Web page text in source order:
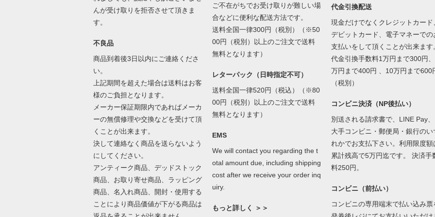
んが受け取りを拒否させて頂きま
す。
不良品
商品到着後3日以内にご連絡くださ
い。
上記期間を超えた場合は送料はお客
様のご負担となります。
メーカー保証期限内であればメーカ
ーの無償修理や交換などを受けて頂
くことが出来ます。
決して連絡なく商品を送らないよう
にしてください。
アンティーク商品、デッドストック
商品、お取り寄せ商品、ラッピング
商品、名入れ商品、開封・使用する
ことにより商品価値が下がる商品は
ご不在がちでお受け取りが難しい場
合などに便利な配送方法です。
送料全国一律300円（税別）（※50
00円（税別）以上のご注文で送料
無料となります）
レターパック（日時指定不可）
送料全国一律520円（税込）（※80
00円（税別）以上のご注文で送料
無料となります）
EMS
We will contact you regarding the t
otal amount due, including shipping
cost after we receive your order inq
uiry.
もっと詳しく ＞＞
代金引換配送
現金だけでなくクレジットカード
デビットカード、電子マネーでの
支払いをして頂くことが出来ます
代金引換手数料1万円まで300円
万円まで400円 、10万円まで600
（税別）
コンビニ決済（NP後払い）
別送される請求書で、LINE Pay、
大手コンビニ・郵便局・銀行のい
れかでお支払下さい。利用限度額
累計残高で5万円迄です。 決済手
料250円。
コンビニ（前払い）
コンビニの専用端末で払い込み票